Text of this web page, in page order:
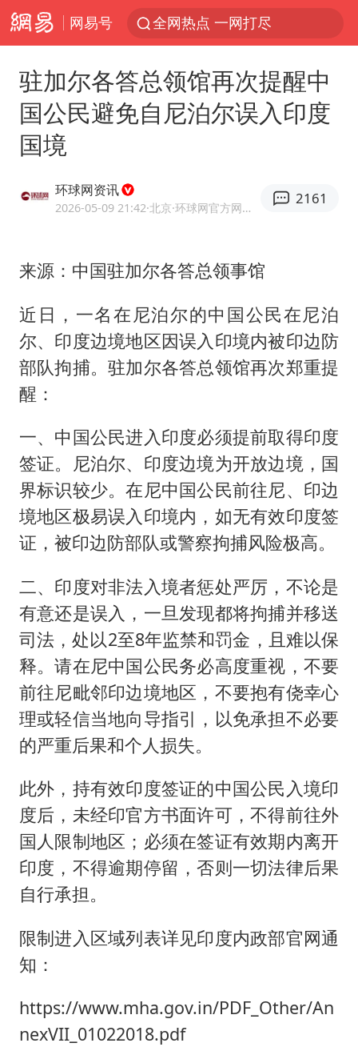
网易号 全网热点 一网打尽
驻加尔各答总领馆再次提醒中
国公民避免自尼泊尔误入印度
国境
环球网资讯
2026-05-09 21:42·北京 ·环球网官方网易号
2161
来源：中国驻加尔各答总领事馆
近日，一名在尼泊尔的中国公民在尼泊
尔、印度边境地区因误入印境内被印边防
部队拘捕。驻加尔各答总领馆再次郑重提
醒：
一、中国公民进入印度必须提前取得印度
签证。尼泊尔、印度边境为开放边境，国
界标识较少。在尼中国公民前往尼、印边
境地区极易误入印境内，如无有效印度签
证，被印边防部队或警察拘捕风险极高。
二、印度对非法入境者惩处严厉，不论是
有意还是误入，一旦发现都将拘捕并移送
司法，处以2至8年监禁和罚金，且难以保
释。请在尼中国公民务必高度重视，不要
前往尼毗邻印边境地区，不要抱有侥幸心
理或轻信当地向导指引，以免承担不必要
的严重后果和个人损失。
此外，持有效印度签证的中国公民入境印
度后，未经印官方书面许可，不得前往外
国人限制地区；必须在签证有效期内离开
印度，不得逾期停留，否则一切法律后果
自行承担。
限制进入区域列表详见印度内政部官网通
知：
https://www.mha.gov.in/PDF_Other/An
nexVII_01022018.pdf